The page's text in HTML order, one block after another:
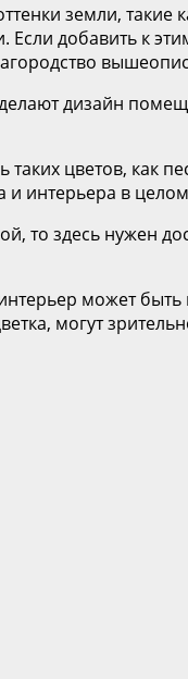
земли,
добавить к
дизайн
цветов, как
и интерьера в
то здесь нужен
может
могут